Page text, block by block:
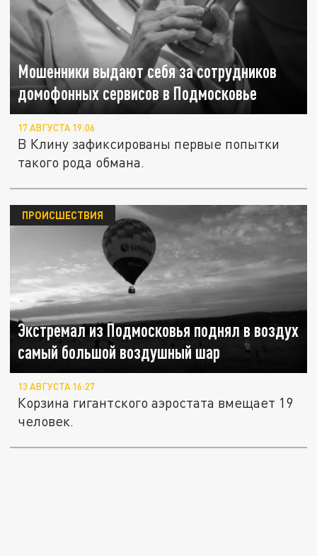
Мошенники выдают себя за сотрудников
домофонных сервисов в Подмосковье
17 АВГУСТА 19:06
В Клину зафиксированы первые попытки
такого рода обмана.
Экстремал из Подмосковья поднял в воздух
самый большой воздушный шар
ПРОИСШЕСТВИЯ
13 АВГУСТА 16:27
Корзина гигантского аэростата вмещает 19
человек.